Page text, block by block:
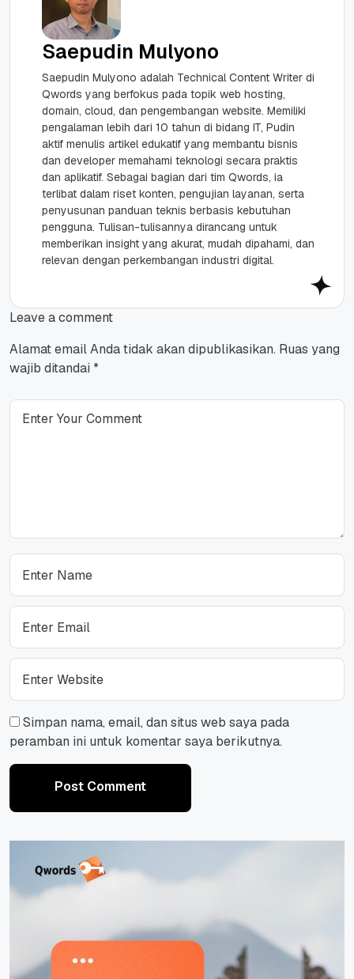
Saepudin Mulyono
Saepudin Mulyono adalah Technical Content Writer di
Qwords yang berfokus pada topik web hosting,
domain, cloud, dan pengembangan website. Memiliki
pengalaman lebih dari 10 tahun di bidang IT, Pudin
aktif menulis artikel edukatif yang membantu bisnis
dan developer memahami teknologi secara praktis
dan aplikatif. Sebagai bagian dari tim Qwords, ia
terlibat dalam riset konten, pengujian layanan, serta
penyusunan panduan teknis berbasis kebutuhan
pengguna. Tulisan-tulisannya dirancang untuk
memberikan insight yang akurat, mudah dipahami, dan
relevan dengan perkembangan industri digital.
Leave a comment
Alamat email Anda tidak akan dipublikasikan. Ruas yang
wajib ditandai *
Simpan nama, email, dan situs web saya pada
peramban ini untuk komentar saya berikutnya.
Post Comment